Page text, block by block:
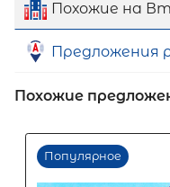
0 10 20
Похожие на
Предложения
Похожие